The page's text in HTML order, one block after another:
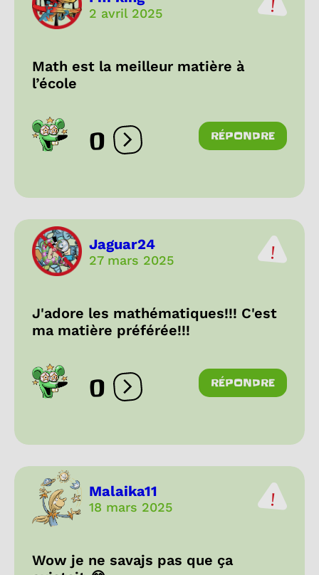
2 avril 2025
Math est la meilleur matière à
l’école
0 Ouvrir les réactions
RÉPONDRE
Jaguar24
27 mars 2025
J'adore les mathématiques!!! C'est
ma matière préférée!!!
0 Ouvrir les réactions
RÉPONDRE
Malaika11
18 mars 2025
Wow je ne savajs pas que ça